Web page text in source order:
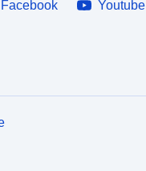
Facebook
Youtube